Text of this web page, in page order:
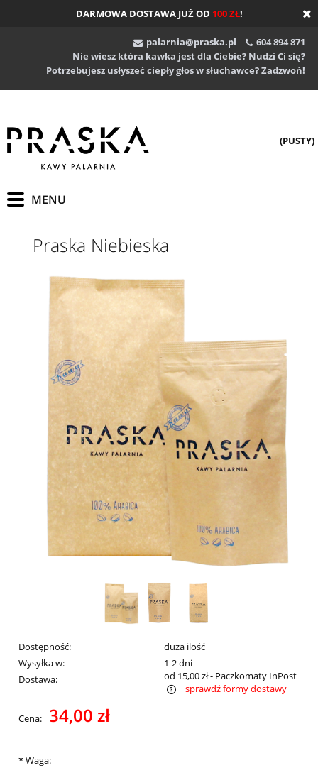
DARMOWA DOSTAWA JUŻ OD 100 ZŁ!
palarnia@praska.pl
604 894 871
Nie wiesz która kawka jest dla Ciebie? Nudzi Ci się?
Potrzebujesz usłyszeć ciepły głos w słuchawce? Zadzwoń!
(PUSTY)
Praska Niebieska
Dostępność:
duża ilość
Wysyłka w:
1-2 dni
Dostawa:
od 15,00 zł- Paczkomaty InPost
sprawdź formy dostawy
Cena: 34,00 zł
*Waga: